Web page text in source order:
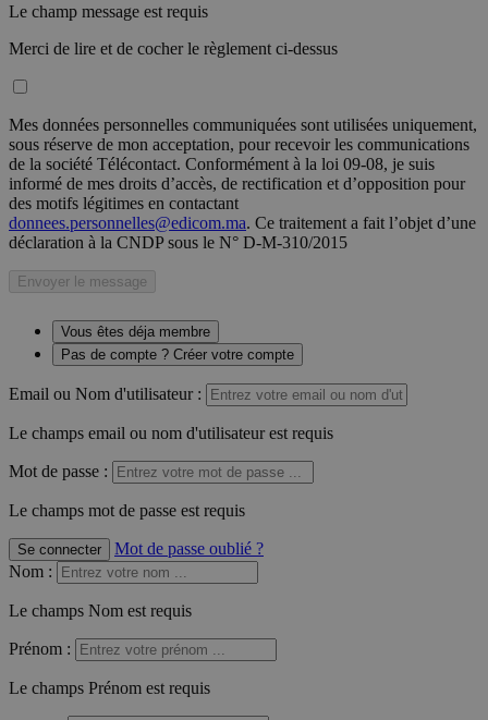
Le champ message est requis
Merci de lire et de cocher le règlement ci-dessus
Mes données personnelles communiquées sont utilisées uniquement,
sous réserve de mon acceptation, pour recevoir les communications
de la société Télécontact. Conformément à la loi 09-08, je suis
informé de mes droits d’accès, de rectification et d’opposition pour
des motifs légitimes en contactant
donnees.personnelles@edicom.ma. Ce traitement a fait l’objet d’une
déclaration à la CNDP sous le N° D-M-310/2015
Envoyer le message
Vous êtes déja membre
Pas de compte ? Créer votre compte
Email ou Nom d'utilisateur :
Le champs email ou nom d'utilisateur est requis
Mot de passe :
Le champs mot de passe est requis
Se connecter
Mot de passe oublié ?
Nom :
Le champs Nom est requis
Prénom :
Le champs Prénom est requis